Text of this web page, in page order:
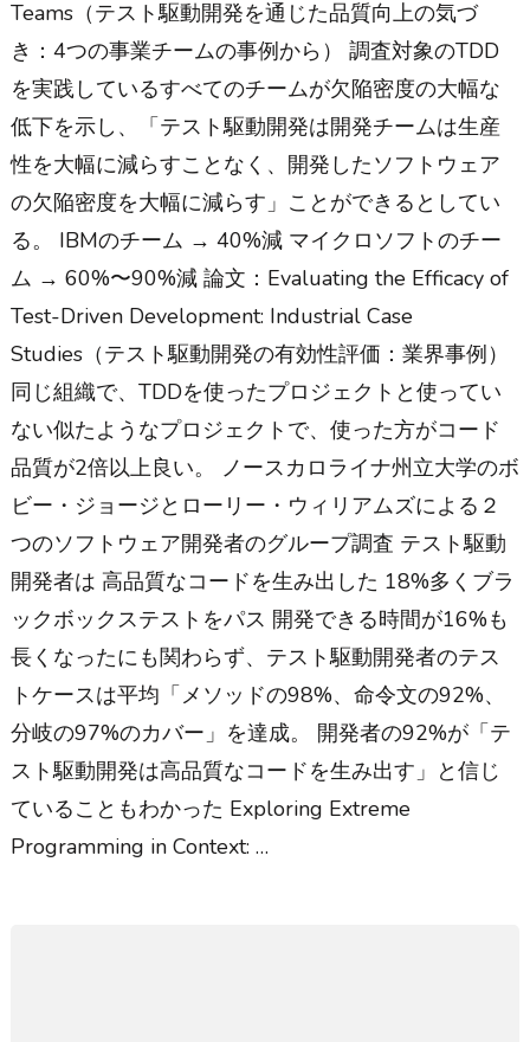
Teams（テスト駆動開発を通じた品質向上の気づ
き：4つの事業チームの事例から） 調査対象のTDD
を実践しているすべてのチームが欠陥密度の大幅な
低下を示し、「テスト駆動開発は開発チームは生産
性を大幅に減らすことなく、開発したソフトウェア
の欠陥密度を大幅に減らす」ことができるとしてい
る。 IBMのチーム → 40%減 マイクロソフトのチー
ム → 60%〜90%減 論文：Evaluating the Efficacy of
Test-Driven Development: Industrial Case
Studies（テスト駆動開発の有効性評価：業界事例）
同じ組織で、TDDを使ったプロジェクトと使ってい
ない似たようなプロジェクトで、使った方がコード
品質が2倍以上良い。 ノースカロライナ州立大学のボ
ビー・ジョージとローリー・ウィリアムズによる２
つのソフトウェア開発者のグループ調査 テスト駆動
開発者は 高品質なコードを生み出した 18%多くブラ
ックボックステストをパス 開発できる時間が16%も
長くなったにも関わらず、テスト駆動開発者のテス
トケースは平均「メソッドの98%、命令文の92%、
分岐の97%のカバー」を達成。 開発者の92%が「テ
スト駆動開発は高品質なコードを生み出す」と信じ
ていることもわかった Exploring Extreme
Programming in Context: …